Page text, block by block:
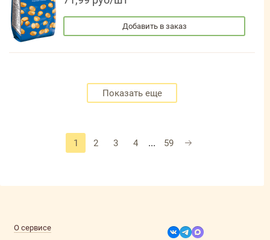
Добавить в заказ
Показать еще
1 2 3 4 ... 59
О сервисе